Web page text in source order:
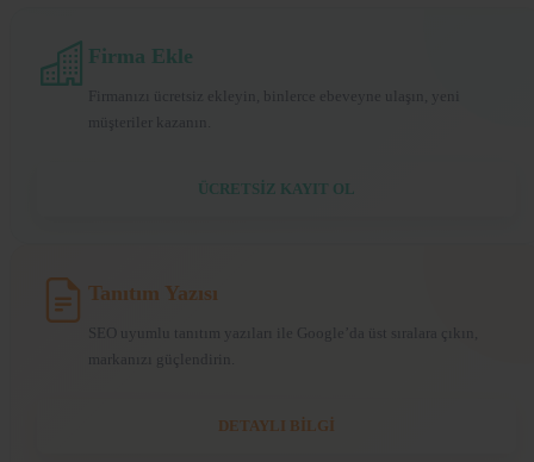
Firma Ekle
Firmanızı ücretsiz ekleyin, binlerce ebeveyne ulaşın, yeni
müşteriler kazanın.
ÜCRETSİZ KAYIT OL
Tanıtım Yazısı
SEO uyumlu tanıtım yazıları ile Google’da üst sıralara çıkın,
markanızı güçlendirin.
DETAYLI BİLGİ